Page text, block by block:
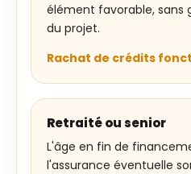
élément favorable, sans
du projet.
Rachat de crédits
Retraité ou senior
L'âge en fin de
l'assurance éventuelle